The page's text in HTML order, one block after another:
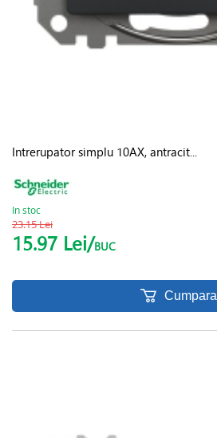
Intrerupator simplu 10AX, antracit...
In stoc
23.15 Lei
15.97 Lei/BUC
Cumpara